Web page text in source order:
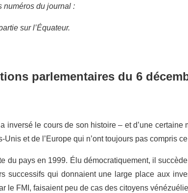
numéros du journal :
sur l’Équateur.
parlementaires du 6
inversé le cours de son histoire – et d’une
Unis et de l’Europe qui n’ont toujours pas compris
du pays en 1999. Élu démocratiquement, il
successifs qui donnaient une large place aux
le FMI, faisaient peu de cas des citoyens